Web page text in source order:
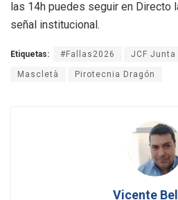
las 14h puedes seguir en Directo
señal institucional.
Etiquetas: #Fallas2026 JCF
Mascletà Pirotecnia Dragón
Vicente